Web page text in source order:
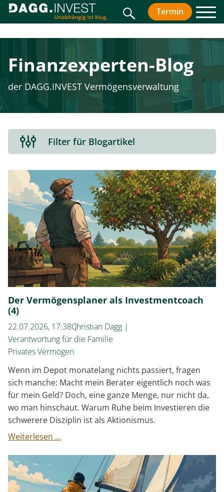
SucheTermin
Finanz­experten-Blog
der DAGG.INVEST Vermögensverwaltung
aus-
oder
Filter für Blogartikel
Der Vermögensplaner als Investmentcoach
(4)
22.07.2026, 17:38Christian Dagg
Verantwortung für die Familie
Privates Vermögen
Wenn im Depot monatelang nichts passiert, fragen
sich manche: Macht mein Berater eigentlich noch was
für mein Geld? Doch, eine ganze Menge, nur nicht da,
wo man hinschaut. Warum Ruhe beim Investieren die
schwerere Disziplin ist als Aktionismus.
Weiterlesen …Der
Investmentcoach
(4)